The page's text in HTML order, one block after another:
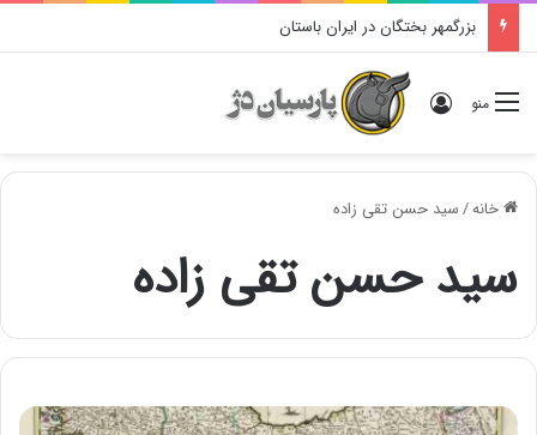
بزرگمهر بختگان در ایران باستان
منو ورود
خانه/سید حسن تقی زاده
سید حسن تقی زاده